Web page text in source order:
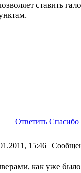
ставить
Ответить Спасибо
15:46 |
как уже было